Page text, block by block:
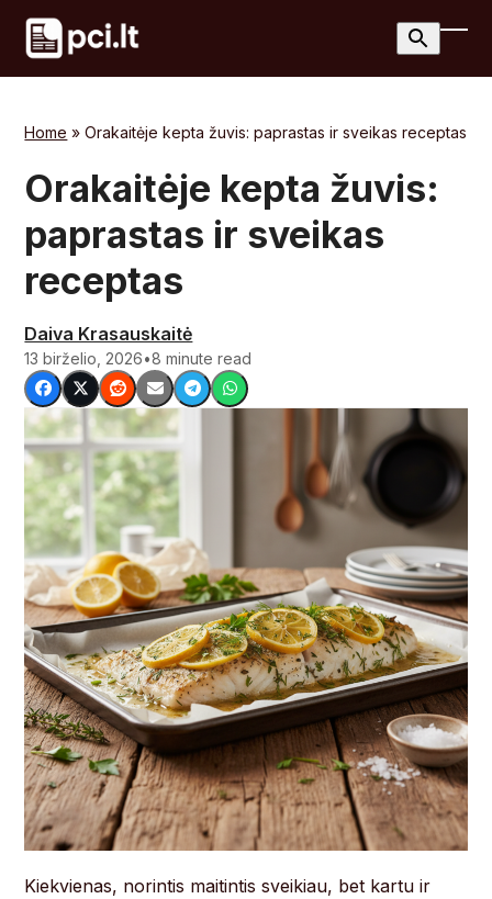
Skip
content
Home »Orakaitėje kepta žuvis: paprastas ir sveikas receptas
Orakaitėje kepta žuvis:
paprastas ir sveikas
receptas
Daiva Krasauskaitė
13 birželio, 2026•8 minute read
Kiekvienas, norintis maitintis sveikiau, bet kartu ir